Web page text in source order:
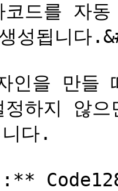
드를 자
성됩니다
인을 만
하지 않
다.